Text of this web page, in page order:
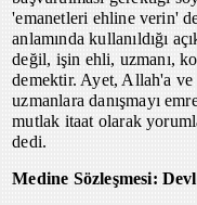
'emanetleri ehline verin'
anlamında kullanıldığı
değil, işin ehli, uzmanı,
demektir. Ayet, Allah'a ve
uzmanlara danışmayı
mutlak itaat olarak
dedi.
Medine Sözleşmesi: